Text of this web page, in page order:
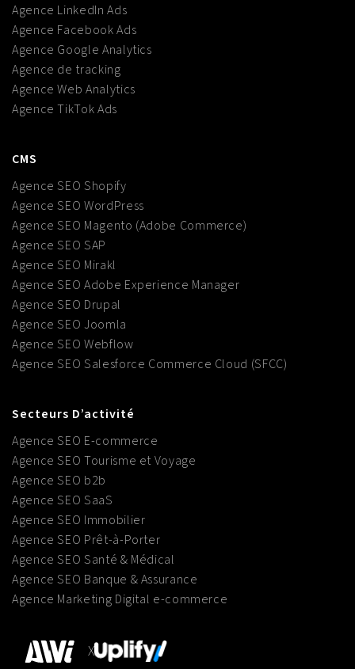
Agence LinkedIn Ads
Agence Facebook Ads
Agence Google Analytics
Agence de tracking
Agence Web Analytics
Agence TikTok Ads
CMS
Agence SEO Shopify
Agence SEO WordPress
Agence SEO Magento (Adobe Commerce)
Agence SEO SAP
Agence SEO Mirakl
Agence SEO Adobe Experience Manager
Agence SEO Drupal
Agence SEO Joomla
Agence SEO Webflow
Agence SEO Salesforce Commerce Cloud (SFCC)
Secteurs D’activité
Agence SEO E-commerce
Agence SEO Tourisme et Voyage
Agence SEO b2b
Agence SEO SaaS
Agence SEO Immobilier
Agence SEO Prêt-à-Porter
Agence SEO Santé & Médical
Agence SEO Banque & Assurance
Agence Marketing Digital e-commerce
X